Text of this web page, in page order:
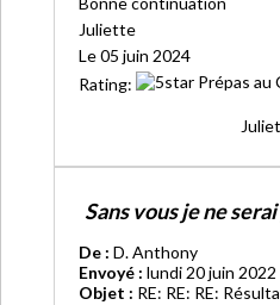
Juliette
Le 05 juin 2024
Rating:
Sans vous je ne
De : D. Anthony
Envoyé : lundi 20 juin
Objet : RE: RE: RE: